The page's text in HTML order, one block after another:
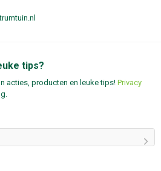
tips?
acties, producten en leuke tips! Privacy